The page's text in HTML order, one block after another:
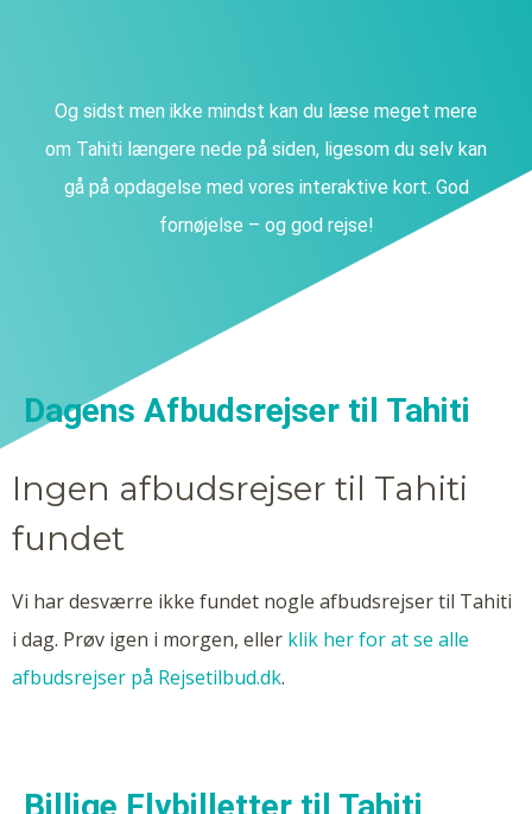
Og sidst men ikke mindst kan du læse meget mere
om Tahiti længere nede på siden, ligesom du selv kan
gå på opdagelse med vores interaktive kort. God
fornøjelse – og god rejse!
Dagens Afbudsrejser til Tahiti
Ingen afbudsrejser til Tahiti
fundet
Vi har desværre ikke fundet nogle afbudsrejser til Tahiti
i dag. Prøv igen i morgen, eller klik her for at se alle
afbudsrejser på Rejsetilbud.dk.